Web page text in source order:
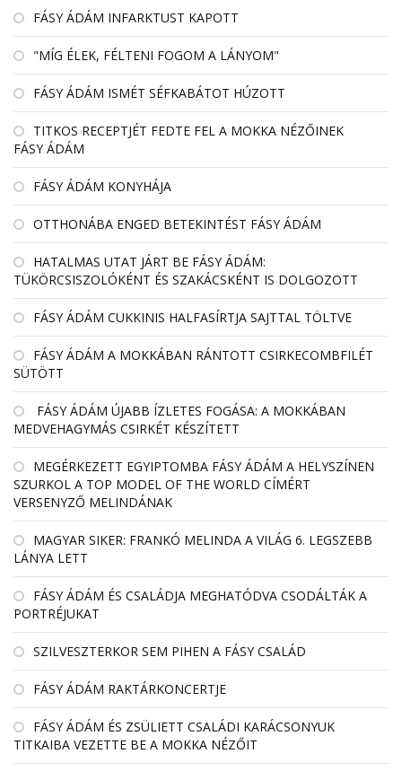
FÁSY ÁDÁM INFARKTUST KAPOTT
"MÍG ÉLEK, FÉLTENI FOGOM A LÁNYOM"
FÁSY ÁDÁM ISMÉT SÉFKABÁTOT HÚZOTT
TITKOS RECEPTJÉT FEDTE FEL A MOKKA NÉZŐINEK
FÁSY ÁDÁM
FÁSY ÁDÁM KONYHÁJA
OTTHONÁBA ENGED BETEKINTÉST FÁSY ÁDÁM
HATALMAS UTAT JÁRT BE FÁSY ÁDÁM:
TÜKÖRCSISZOLÓKÉNT ÉS SZAKÁCSKÉNT IS DOLGOZOTT
FÁSY ÁDÁM CUKKINIS HALFASÍRTJA SAJTTAL TÖLTVE
FÁSY ÁDÁM A MOKKÁBAN RÁNTOTT CSIRKECOMBFILÉT
SÜTÖTT
FÁSY ÁDÁM ÚJABB ÍZLETES FOGÁSA: A MOKKÁBAN
MEDVEHAGYMÁS CSIRKÉT KÉSZÍTETT
MEGÉRKEZETT EGYIPTOMBA FÁSY ÁDÁM A HELYSZÍNEN
SZURKOL A TOP MODEL OF THE WORLD CÍMÉRT
VERSENYZŐ MELINDÁNAK
MAGYAR SIKER: FRANKÓ MELINDA A VILÁG 6. LEGSZEBB
LÁNYA LETT
FÁSY ÁDÁM ÉS CSALÁDJA MEGHATÓDVA CSODÁLTÁK A
PORTRÉJUKAT
SZILVESZTERKOR SEM PIHEN A FÁSY CSALÁD
FÁSY ÁDÁM RAKTÁRKONCERTJE
FÁSY ÁDÁM ÉS ZSÜLIETT CSALÁDI KARÁCSONYUK
TITKAIBA VEZETTE BE A MOKKA NÉZŐIT